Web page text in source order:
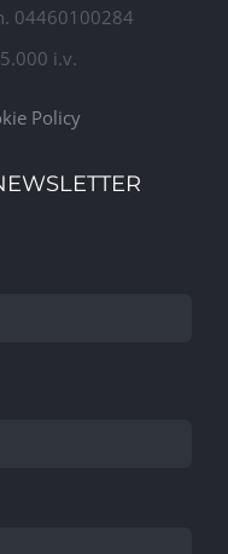
04460100284
i.v.
Policy